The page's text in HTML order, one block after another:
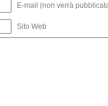
E-mail (non verrà
Sito Web